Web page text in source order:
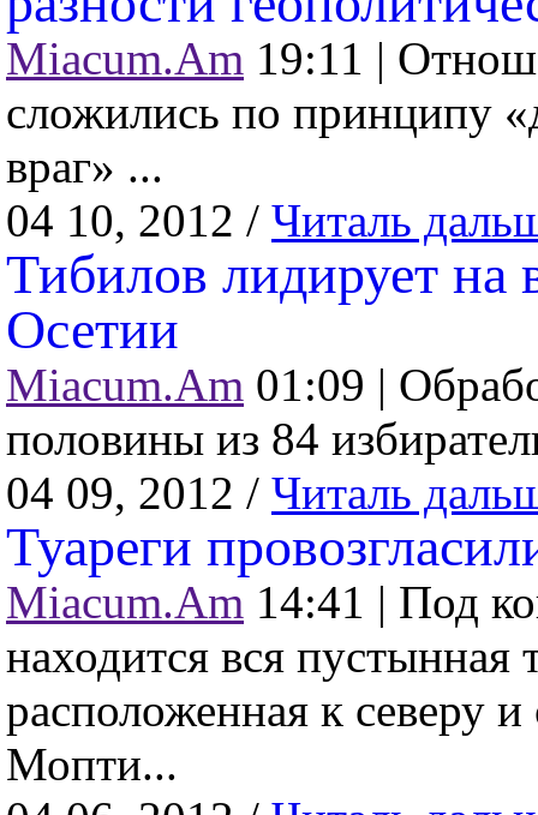
Miacum.Am 19:11 |
сложились по принципу
враг» ...
04 10, 2012 / Читаль
Тибилов лидирует
Осетии
Miacum.Am 01:09 |
половины из 84
04 09, 2012 / Читаль
Туареги
Miacum.Am 14:41 | Под
находится вся
расположенная к северу и
Мопти...